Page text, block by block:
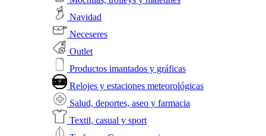
Navidad
Neceseres
Outlet
Productos imantados y gráficas
Relojes y estaciones meteorológicas
Salud, deportes, aseo y farmacia
Textil, casual y sport